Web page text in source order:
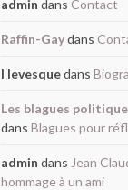
admin dans Contact
Raffin-Gaydans
l levesquedans
Les blagues
dans Blagues pour
admin dans Jean
hommage à un ami